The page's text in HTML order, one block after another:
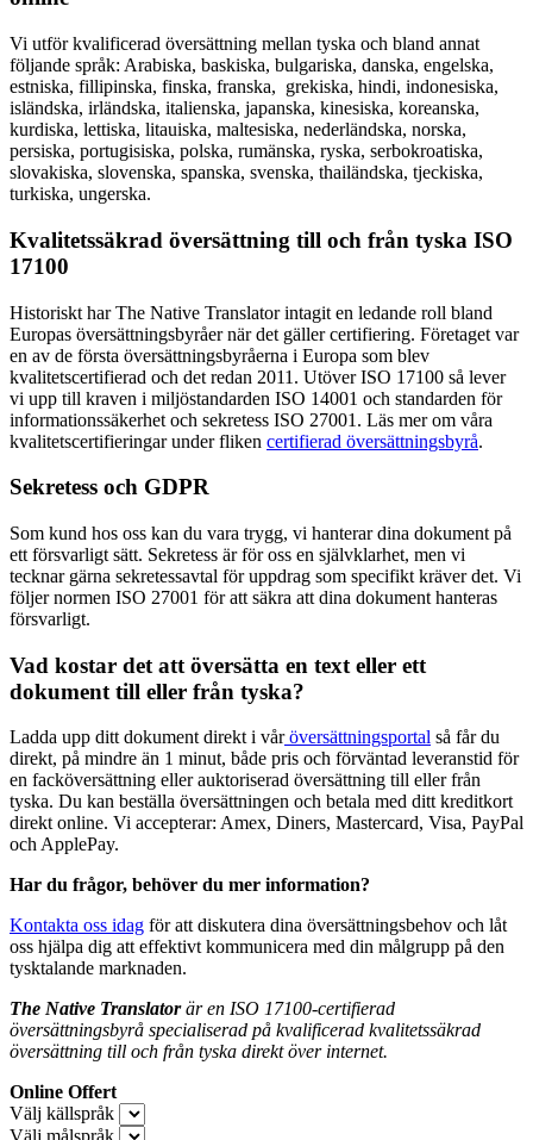
Vi utför kvalificerad översättning mellan tyska och bland annat
följande språk: Arabiska, baskiska, bulgariska, danska, engelska,
estniska, fillipinska, finska, franska, grekiska, hindi, indonesiska,
isländska, irländska, italienska, japanska, kinesiska, koreanska,
kurdiska, lettiska, litauiska, maltesiska, nederländska, norska,
persiska, portugisiska, polska, rumänska, ryska, serbokroatiska,
slovakiska, slovenska, spanska, svenska, thailändska, tjeckiska,
turkiska, ungerska.
Kvalitetssäkrad översättning till och från tyska ISO
17100
Historiskt har The Native Translator intagit en ledande roll bland
Europas översättningsbyråer när det gäller certifiering. Företaget var
en av de första översättningsbyråerna i Europa som blev
kvalitetscertifierad och det redan 2011. Utöver ISO 17100 så lever
vi upp till kraven i miljöstandarden ISO 14001 och standarden för
informationssäkerhet och sekretess ISO 27001. Läs mer om våra
kvalitetscertifieringar under fliken certifierad översättningsbyrå.
Sekretess och GDPR
Som kund hos oss kan du vara trygg, vi hanterar dina dokument på
ett försvarligt sätt. Sekretess är för oss en självklarhet, men vi
tecknar gärna sekretessavtal för uppdrag som specifikt kräver det. Vi
följer normen ISO 27001 för att säkra att dina dokument hanteras
försvarligt.
Vad kostar det att översätta en text eller ett
dokument till eller från tyska?
Ladda upp ditt dokument direkt i vår översättningsportal så får du
direkt, på mindre än 1 minut, både pris och förväntad leveranstid för
en facköversättning eller auktoriserad översättning till eller från
tyska. Du kan beställa översättningen och betala med ditt kreditkort
direkt online. Vi accepterar: Amex, Diners, Mastercard, Visa, PayPal
och ApplePay.
Har du frågor, behöver du mer information?
Kontakta oss idag för att diskutera dina översättningsbehov och låt
oss hjälpa dig att effektivt kommunicera med din målgrupp på den
tysktalande marknaden.
The Native Translatorär en ISO 17100-certifierad
översättningsbyrå specialiserad på kvalificerad kvalitetssäkrad
översättning till och från tyska direkt över internet.
Online Offert
Välj källspråk